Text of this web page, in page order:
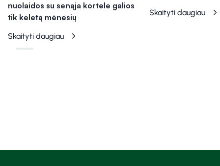
nuolaidos su senąja kortele galios
tik keletą mėnesių
Skaityti daugiau
Skaityti daugiau